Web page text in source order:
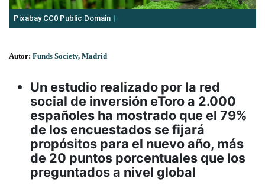
Pixabay CC0 Public Domain
Autor: Funds Society, Madrid
Un estudio realizado por la red
social de inversión eToro a 2.000
españoles ha mostrado que el 79%
de los encuestados se fijará
propósitos para el nuevo año, más
de 20 puntos porcentuales que los
preguntados a nivel global